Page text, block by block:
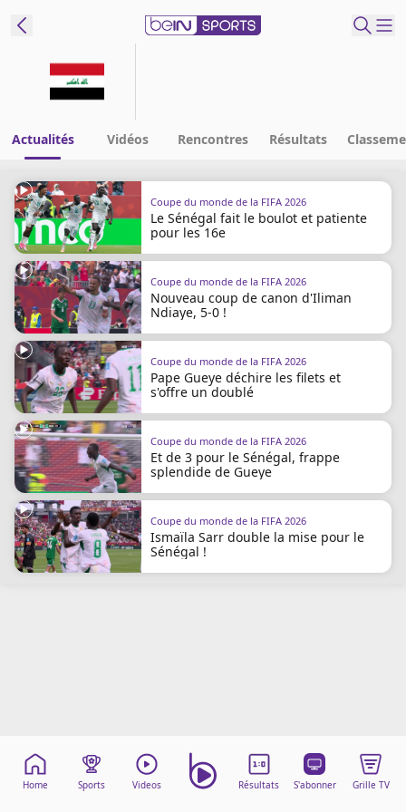
CONNECT
Edition
France
Replays
Podcasts
En Direct
Gérer les
notifications
Contactez nous
Grille TV
beINSPIRED
CGU
Mentions légales
Cookies
Protection des données
Paramétrer mon consentement
Actualités Vidéos Rencontres Résultats
Coupe du monde de la FIFA 2026
Le Sénégal fait le boulot et patiente
pour les 16e
Coupe du monde de la FIFA 2026
Nouveau coup de canon d'Iliman
Ndiaye, 5-0 !
Coupe du monde de la FIFA 2026
Pape Gueye déchire les filets et
s'offre un doublé
Coupe du monde de la FIFA 2026
Et de 3 pour le Sénégal, frappe
splendide de Gueye
Coupe du monde de la FIFA 2026
Ismaïla Sarr double la mise pour le
Sénégal !
Home Sports Videos Résultats S'abonner Grille TV